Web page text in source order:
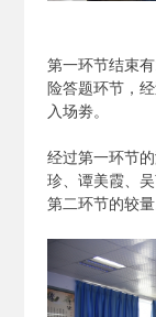
第一环节结束
险答题环节，
入场劵。
经过第一环节
珍、谭美霞、
第二环节的较量